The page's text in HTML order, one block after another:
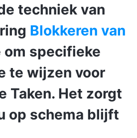
techniek van
Blokkeren van
om specifieke
te wijzen voor
Taken. Het zorgt
op schema blijft